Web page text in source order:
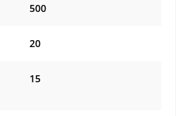
500
20
15